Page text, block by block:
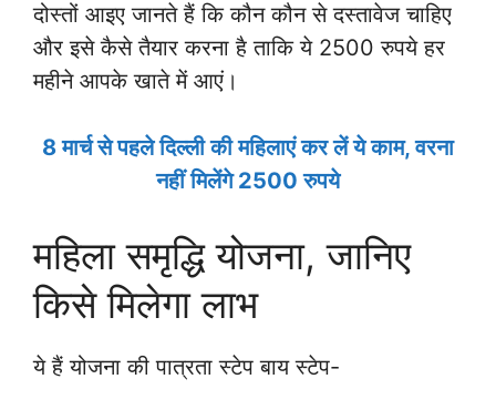
दोस्तों आइए जानते हैं कि कौन कौन से दस्तावेज चाहिए
और इसे कैसे तैयार करना है ताकि ये 2500 रुपये हर
महीने आपके खाते में आएं।
8 मार्च से पहले दिल्ली की महिलाएं कर लें ये काम, वरना
नहीं मिलेंगे 2500 रुपये
महिला समृद्धि योजना, जानिए
किसे मिलेगा लाभ
ये हैं योजना की पात्रता स्टेप बाय स्टेप-